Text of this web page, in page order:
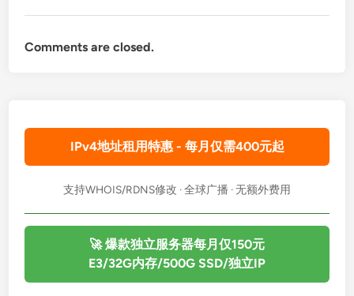
Comments are closed.
IPv4地址租用特惠 - 每月仅需400元起
支持WHOIS/RDNS修改 · 全球广播 · 无额外费用
🚀 爆款独立服务器每月仅150元
E3/32G内存/500G SSD/独立IP